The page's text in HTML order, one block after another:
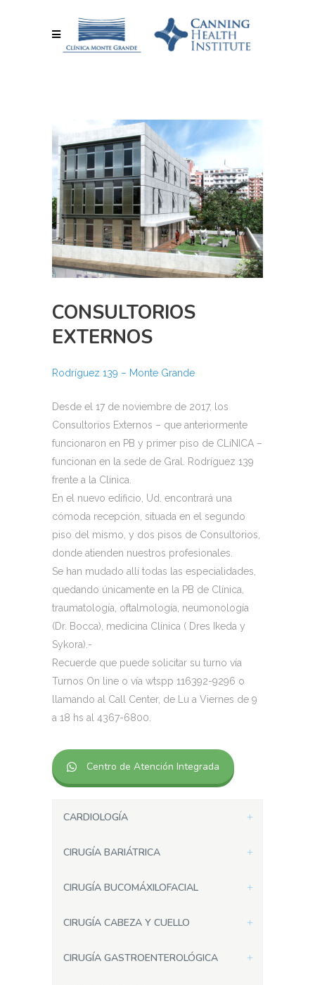
CONSULTORIOS
EXTERNOS
Rodríguez 139 – Monte Grande
Desde el 17 de noviembre de 2017, los
Consultorios Externos – que anteriormente
funcionaron en PB y primer piso de CLíNICA –
funcionan en la sede de Gral. Rodríguez 139
frente a la Clínica.
En el nuevo edificio, Ud. encontrará una
cómoda recepción, situada en el segundo
piso del mismo, y dos pisos de Consultorios,
donde atienden nuestros profesionales.
Se han mudado allí todas las especialidades,
quedando únicamente en la PB de Clínica,
traumatología, oftalmología, neumonología
(Dr. Bocca), medicina Clínica ( Dres Ikeda y
Sykora).-
Recuerde que puede solicitar su turno vía
Turnos On line o vía wtspp 116392-9296 o
llamando al Call Center, de Lu a Viernes de 9
a 18 hs al 4367-6800.
Centro de Atención Integrada
CARDIOLOGÍA
CIRUGÍA BARIÁTRICA
CIRUGÍA BUCOMÁXILOFACIAL
CIRUGÍA CABEZA Y CUELLO
CIRUGÍA GASTROENTEROLÓGICA